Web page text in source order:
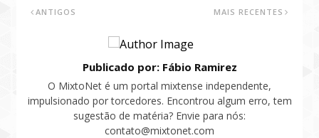
MAIS RECENTES
ANTIGOS
Publicado por: Fábio Ramirez
O MixtoNet é um portal mixtense independente,
impulsionado por torcedores. Encontrou algum erro, tem
sugestão de matéria? Envie para nós:
contato@mixtonet.com